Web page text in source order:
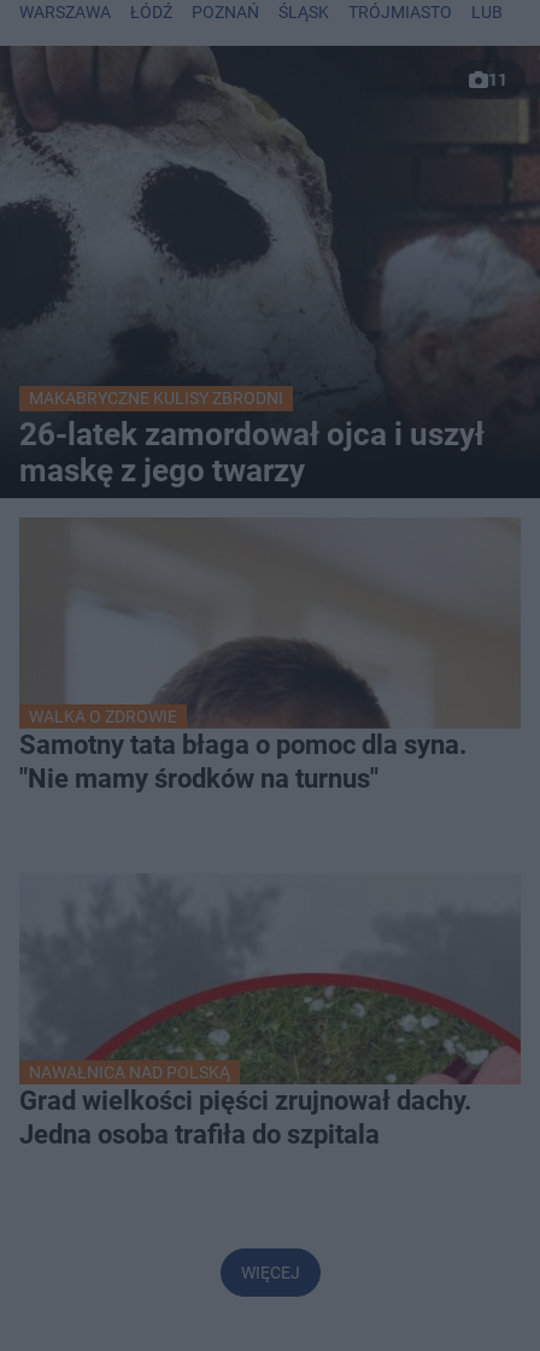
WARSZAWA ŁÓDŹ POZNAŃ ŚLĄSK TRÓJMIASTO LUBLIN
11
MAKABRYCZNE KULISY ZBRODNI
26-latek zamordował ojca i uszył
maskę z jego twarzy
WALKA O ZDROWIE
Samotny tata błaga o pomoc dla syna.
"Nie mamy środków na turnus"
NAWAŁNICA NAD POLSKĄ
Grad wielkości pięści zrujnował dachy.
Jedna osoba trafiła do szpitala
WIĘCEJ